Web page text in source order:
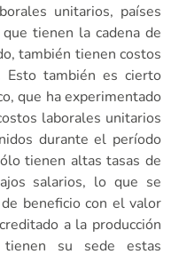
unitarios, países
tienen la cadena de
también tienen costos
Esto también es cierto
que ha experimentado
laborales unitarios
durante el período
tienen altas tasas de
salarios, lo que se
beneficio con el valor
a la producción
su sede estas